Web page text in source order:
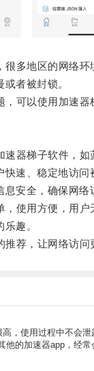
多地区的网络环
者被封锁。
可以使用加速器
器梯子软件，如
快速、稳定地访问
安全，确保网络
使用方便，用户
趣。
荐，让网络访问
，使用过程中不会
他的加速器app，经